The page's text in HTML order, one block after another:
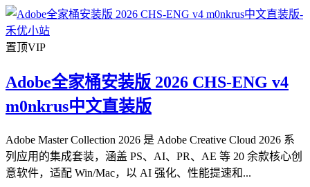
置顶VIP
Adobe全家桶安装版 2026 CHS-ENG v4
m0nkrus中文直装版
Adobe Master Collection 2026 是 Adobe Creative Cloud 2026 系
列应用的集成套装，涵盖 PS、AI、PR、AE 等 20 余款核心创
意软件，适配 Win/Mac，以 AI 强化、性能提速和...